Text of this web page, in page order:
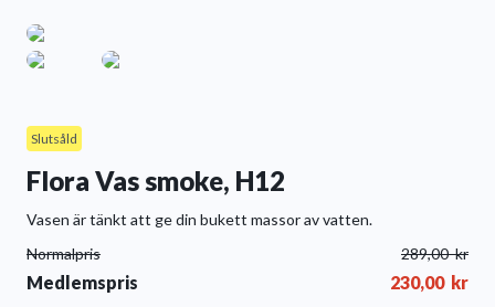
Slutsåld
Flora Vas smoke, H12
Vasen är tänkt att ge din bukett massor av vatten.
Normalpris
289,00kr
Medlemspris 230,00 kr